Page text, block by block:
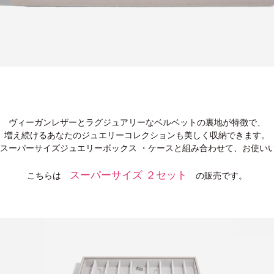
ヴィーガンレザーとラグジュアリーなベルベットの裏地が特徴で、
増え続けるあなたのジュエリーコレクションも美しく収納できます。
ーパーサイズジュエリーボックス ・ケースと組み合わせて、お使い
こちらは スーパーサイズ ２セット の販売です。